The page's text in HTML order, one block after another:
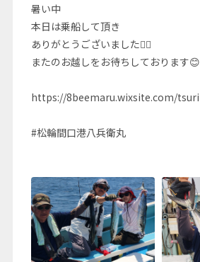
暑い中
本日は乗船して頂き
ありがとうございました🙇‍♂️
またのお越しをお待ちしております😊
https://8beemaru.wixsite.com/tsuri
#松輪間口港八兵衛丸